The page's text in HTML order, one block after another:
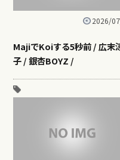
2026/
MajiでKoiする5秒前 / 広末
子 / 銀杏BOYZ /